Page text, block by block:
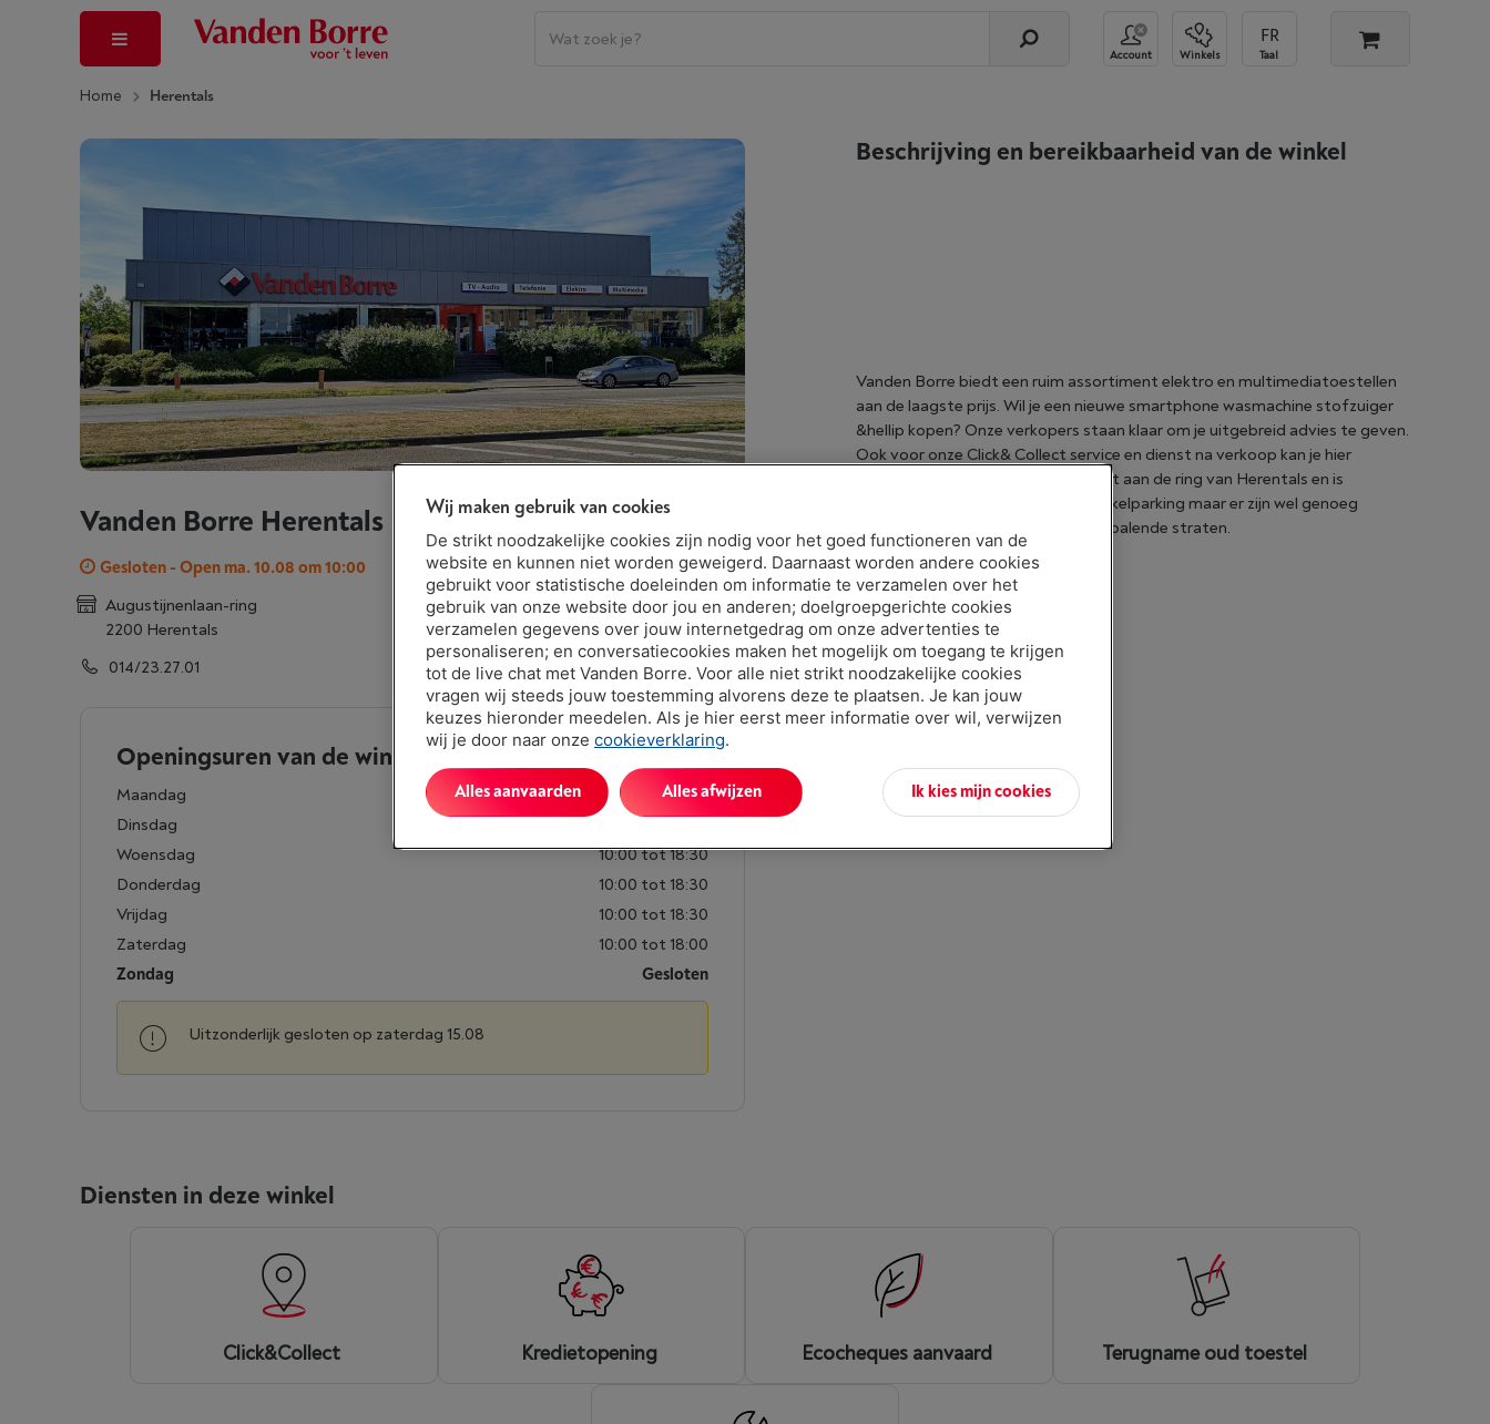
Account Winkels Taal
Home Herentals
Vanden Borre Herentals
Gesloten - Open ma. 10.08 om 10:00
Augustijnenlaan-ring
2200 Herentals
Routebeschrijving
014/23.27.01
Openingsuren van de winkel
Maandag
10:00 tot 18:30
Dinsdag
Woensdag
10:00 tot 18:30
Donderdag
10:00 tot 18:30
Vrijdag
10:00 tot 18:30
Zaterdag
10:00 tot 18:00
Zondag
Gesloten
Uitzonderlijk gesloten op zaterdag 15.08
Beschrijving en bereikbaarheid van de winkel
Vanden Borre biedt een ruim assortiment elektro en multimediatoestellen
aan de laagste prijs. Wil je een nieuwe smartphone wasmachine stofzuiger
&hellip kopen? Onze verkopers staan klaar om je uitgebreid advies te geven.
Ook voor onze Click& Collect service en dienst na verkoop kan je hier
terecht. Vanden Borre Herentals ligt aan de ring van Herentals en is
makkelijk te bereiken. Er is geen winkelparking maar er zijn wel genoeg
parkeerplaatsen voorzien in de aanpalende straten.
Diensten in deze winkel
Click&Collect Kredietopening Ecocheques aanvaard Terugname oud toestel
Wij maken gebruik van cookies
De strikt noodzakelijke cookies zijn nodig voor het goed functioneren van de
website en kunnen niet worden geweigerd. Daarnaast worden andere cookies
gebruikt voor statistische doeleinden om informatie te verzamelen over het
gebruik van onze website door jou en anderen; doelgroepgerichte cookies
verzamelen gegevens over jouw internetgedrag om onze advertenties te
personaliseren; en conversatiecookies maken het mogelijk om toegang te krijgen
tot de live chat met Vanden Borre. Voor alle niet strikt noodzakelijke cookies
vragen wij steeds jouw toestemming alvorens deze te plaatsen. Je kan jouw
keuzes hieronder meedelen. Als je hier eerst meer informatie over wil, verwijzen
wij je door naar onze cookieverklaring.
Ik kies mijn cookies
Alles afwijzen
Alles aanvaarden